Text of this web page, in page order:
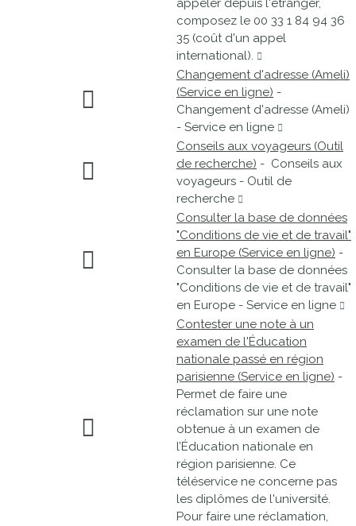
appeler depuis l'étranger,
composez le 00 33 1 84 94 36
35 (coût d'un appel
international).
Changement d'adresse (Ameli)
(Service en ligne) -
Changement d'adresse (Ameli)
- Service en ligne
Conseils aux voyageurs (Outil
de recherche) - Conseils aux
voyageurs - Outil de
recherche
Consulter la base de données
"Conditions de vie et de travail"
en Europe (Service en ligne) -
Consulter la base de données
"Conditions de vie et de travail"
en Europe - Service en ligne
Contester une note à un
examen de l'Éducation
nationale passé en région
parisienne (Service en ligne) -
Permet de faire une
réclamation sur une note
obtenue à un examen de
l’Éducation nationale en
région parisienne. Ce
téléservice ne concerne pas
les diplômes de l'université.
Pour faire une réclamation,